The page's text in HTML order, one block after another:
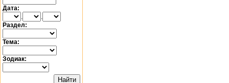
Дата:
.
.
Раздел:
Тема:
Зодиак: